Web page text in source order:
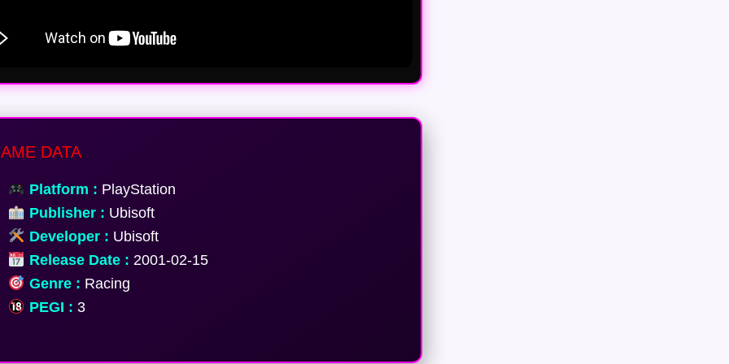
DATA
Platform : PlayStation
Publisher : Ubisoft
Developer : Ubisoft
Release Date : 2001-02-15
Genre : Racing
PEGI : 3